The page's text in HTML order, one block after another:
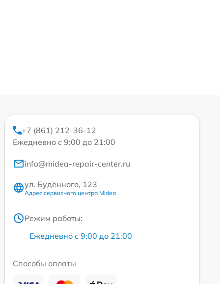
+7 (861) 212-36-12
Ежедневно с 9:00 до 21:00
info@midea-repair-center.ru
ул. Будённого, 123
Адрес сервисного центра Midea
Режим работы:
Ежедневно с 9:00 до 21:00
Способы оплаты